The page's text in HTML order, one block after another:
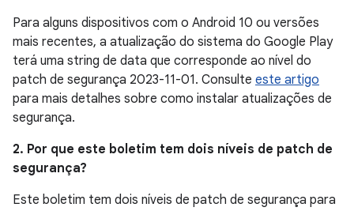
Para alguns dispositivos com o Android 10 ou versões
mais recentes, a atualização do sistema do Google Play
terá uma string de data que corresponde ao nível do
patch de segurança 2023-11-01. Consulte este artigo
para mais detalhes sobre como instalar atualizações de
segurança.
2. Por que este boletim tem dois níveis de patch de
segurança?
Este boletim tem dois níveis de patch de segurança para